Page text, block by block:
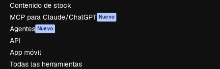
Contenido de stock
MCP para Claude/ChatGPT Nuevo
Agentes Nuevo
API
App móvil
Todas las herramientas